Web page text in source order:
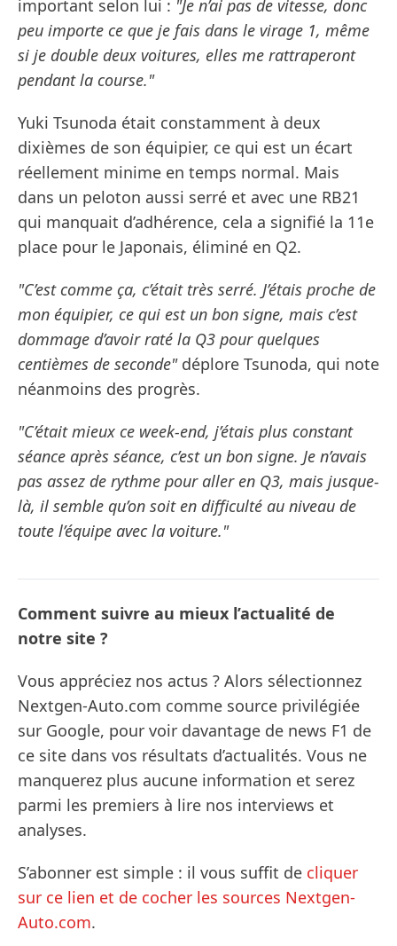
important selon lui : "Je n’ai pas de vitesse, donc
peu importe ce que je fais dans le virage 1, même
si je double deux voitures, elles me rattraperont
pendant la course."
Yuki Tsunoda était constamment à deux
dixièmes de son équipier, ce qui est un écart
réellement minime en temps normal. Mais
dans un peloton aussi serré et avec une RB21
qui manquait d’adhérence, cela a signifié la 11e
place pour le Japonais, éliminé en Q2.
"C’est comme ça, c’était très serré. J’étais proche de
mon équipier, ce qui est un bon signe, mais c’est
dommage d’avoir raté la Q3 pour quelques
centièmes de seconde"déplore Tsunoda, qui note
néanmoins des progrès.
"C’était mieux ce week-end, j’étais plus constant
séance après séance, c’est un bon signe. Je n’avais
pas assez de rythme pour aller en Q3, mais jusque-
là, il semble qu’on soit en difficulté au niveau de
toute l’équipe avec la voiture."
Comment suivre au mieux l’actualité de
notre site ?
Vous appréciez nos actus ? Alors sélectionnez
Nextgen-Auto.com comme source privilégiée
sur Google, pour voir davantage de news F1 de
ce site dans vos résultats d’actualités. Vous ne
manquerez plus aucune information et serez
parmi les premiers à lire nos interviews et
analyses.
S’abonner est simple : il vous suffit de cliquer
sur ce lien et de cocher les sources Nextgen-
Auto.com.